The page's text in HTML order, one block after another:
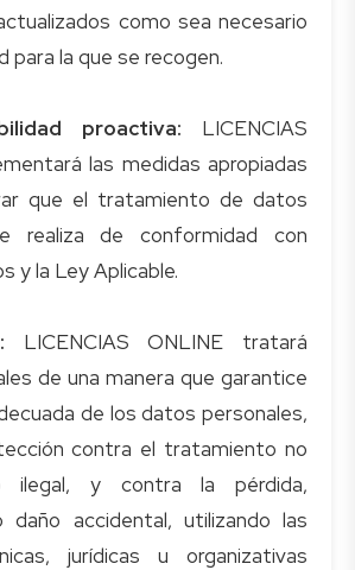
como sea necesario
para la que se recogen.
proactiva: LICENCIAS
las medidas apropiadas
que el tratamiento de datos
realiza de conformidad con
y la Ley Aplicable.
LICENCIAS ONLINE tratará
de una manera que garantice
de los datos personales,
contra el tratamiento no
ilegal, y contra la pérdida,
daño accidental, utilizando las
jurídicas u organizativas